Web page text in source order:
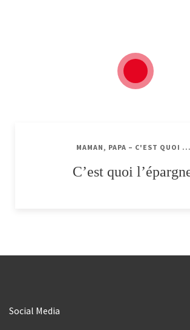
MAMAN, PAPA – C'EST QUOI
C’est quoi
Social Media